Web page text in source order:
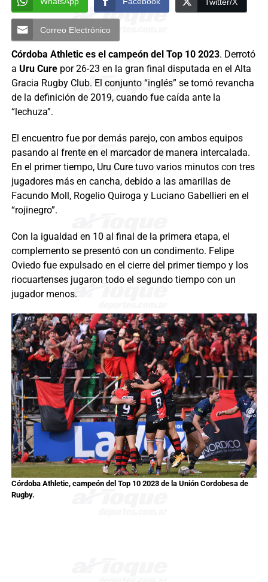
Correo Electrónico
Córdoba Athletic es el campeón del Top 10 2023. Derrotó
a Uru Cure por 26-23 en la gran final disputada en el Alta
Gracia Rugby Club. El conjunto “inglés” se tomó revancha
de la definición de 2019, cuando fue caída ante la
“lechuza”.
El encuentro fue por demás parejo, con ambos equipos
pasando al frente en el marcador de manera intercalada.
En el primer tiempo, Uru Cure tuvo varios minutos con tres
jugadores más en cancha, debido a las amarillas de
Facundo Moll, Rogelio Quiroga y Luciano Gabellieri en el
“rojinegro”.
Con la igualdad en 10 al final de la primera etapa, el
complemento se presentó con un condimento. Felipe
Oviedo fue expulsado en el cierre del primer tiempo y los
riocuartenses jugaron todo el segundo tiempo con un
jugador menos.
Córdoba Athletic, campeón del Top 10 2023 de la Unión Cordobesa de
Rugby.